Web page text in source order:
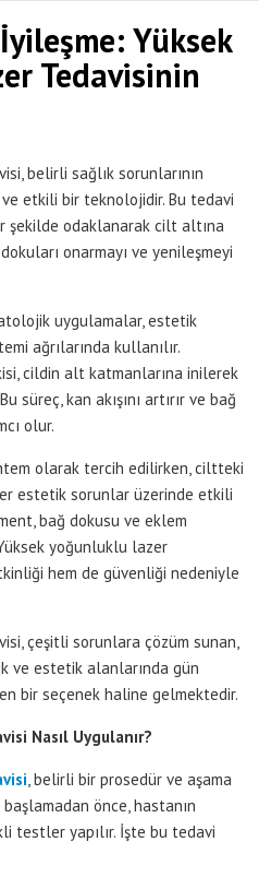
İyileşme: Yüksek
Tedavisinin
belirli sağlık sorunlarının
etkili bir teknolojidir. Bu tedavi
şekilde odaklanarak cilt altına
onarmayı ve yenileşmeyi
uygulamalar, estetik
ağrılarında kullanılır.
cildin alt katmanlarına inilerek
süreç, kan akışını artırır ve bağ
olur.
olarak tercih edilirken, ciltteki
estetik sorunlar üzerinde etkili
bağ dokusu ve eklem
yoğunluklu lazer
hem de güvenliği nedeniyle
çeşitli sorunlara çözüm sunan,
ve estetik alanlarında gün
bir seçenek haline gelmektedir.
Nasıl Uygulanır?
, belirli bir prosedür ve aşama
önce, hastanın
testler yapılır. İşte bu tedavi